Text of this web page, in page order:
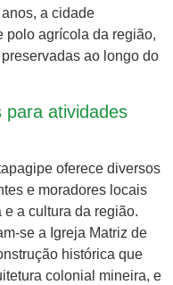
a cidade
polo agrícola da região,
ao longo do
para atividades
oferece diversos
e moradores locais
a cultura da região.
se a Igreja Matriz de
histórica que
colonial mineira, e